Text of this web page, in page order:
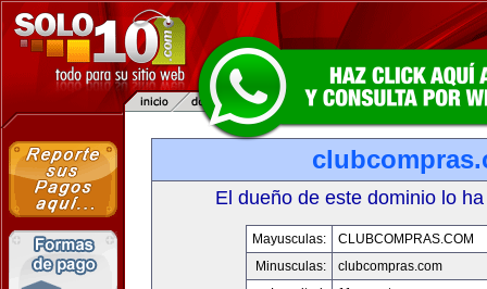
El dueño de este dominio lo
Mayusculas:
CLUBCOMPRAS.COM
Minusculas:
clubcompras.com